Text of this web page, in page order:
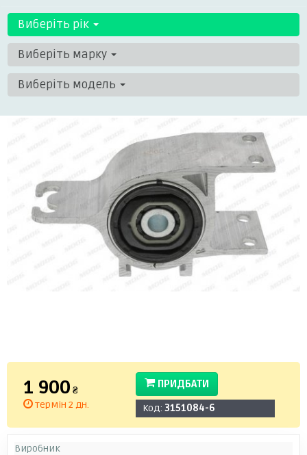
Виберіть рік
Виберіть марку
Виберіть модель
1 900 ₴
термін 2 дн.
ПРИДБАТИ
Код: 3151084-6
Виробник